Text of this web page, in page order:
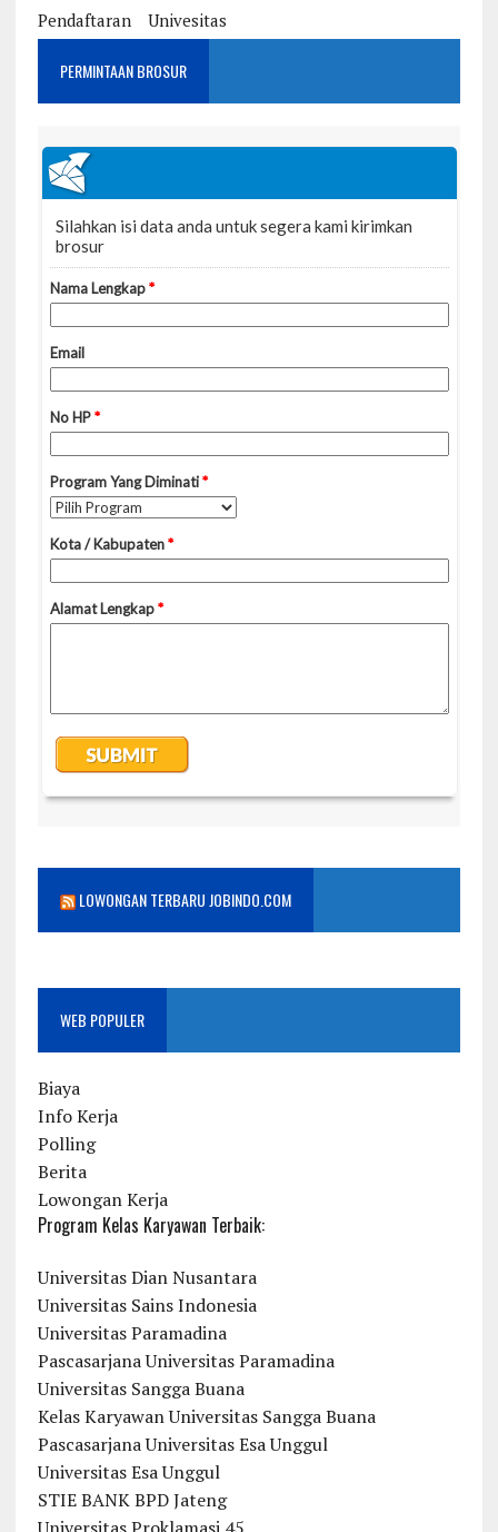
Pendaftaran
Univesitas
PERMINTAAN BROSUR
LOWONGAN TERBARU JOBINDO.COM
WEB POPULER
Biaya
Info Kerja
Polling
Berita
Lowongan Kerja
Program Kelas Karyawan Terbaik:
Universitas Dian Nusantara
Universitas Sains Indonesia
Universitas Paramadina
Pascasarjana Universitas Paramadina
Universitas Sangga Buana
Kelas Karyawan Universitas Sangga Buana
Pascasarjana Universitas Esa Unggul
Universitas Esa Unggul
STIE BANK BPD Jateng
Universitas Proklamasi 45